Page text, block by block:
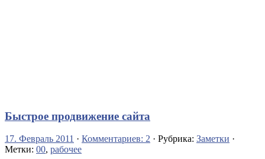
Быстрое продвижение сайта
17. Февраль 2011 · Комментариев: 2 · Рубрика: Заметки ·
Метки: 00, рабочее